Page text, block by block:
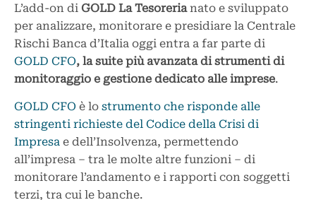
L’add-on di GOLD La Tesorerianato e sviluppato
per analizzare, monitorare e presidiare la Centrale
Rischi Banca d’Italia oggi entra a far parte di
GOLD CFO, la suite più avanzata di strumenti di
monitoraggio e gestione dedicato alle imprese.
GOLD CFO è lo strumento che risponde alle
stringenti richieste del Codice della Crisi di
Impresa e dell’Insolvenza, permettendo
all’impresa – tra le molte altre funzioni – di
monitorare l’andamento e i rapporti con soggetti
terzi, tra cui le banche.